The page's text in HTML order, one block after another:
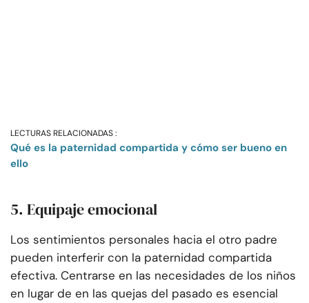
LECTURAS RELACIONADAS :
Qué es la paternidad compartida y cómo ser bueno en
ello
5. Equipaje emocional
Los sentimientos personales hacia el otro padre
pueden interferir con la paternidad compartida
efectiva. Centrarse en las necesidades de los niños
en lugar de en las quejas del pasado es esencial